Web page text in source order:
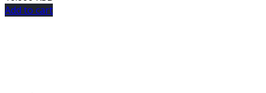
Add to cart